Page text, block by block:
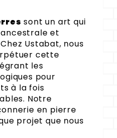
sont un art qui
et
Ustabat, nous
cette
les
pour
à la fois
Notre
en pierre
projet que nous